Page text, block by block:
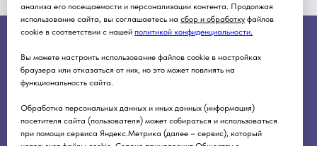
анализа его посещаемости и персонализации контента. Продолжая
использование сайта, вы соглашаетесь на сбор и обработку файлов
cookie в соответствии с нашей политикой конфиденциальности.
Вы можете настроить использование файлов cookie в настройках
браузера или отказаться от них, но это может повлиять на
функциональность сайта.
Обработка персональных данных и иных данных (информация)
посетителя сайта (пользователя) может собираться и использоваться
при помощи сервиса Яндекс.Метрика (далее – сервис), который
Главная
Руководители студий
Хореография
Театральное искусство
Дошкольное развитие